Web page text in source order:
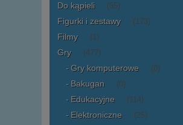
Do kąpieli (55)
Figurki i zestawy (173)
Filmy (1)
Gry (477)
Gry komputerowe (0)
Bakugan (0)
Edukacyjne (114)
Elektroniczne (25)